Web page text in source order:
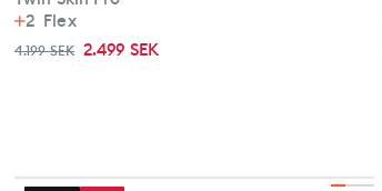
2 Flex
4.199 SEK 2.499 SEK